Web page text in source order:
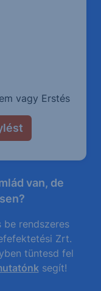
vagy Erstés
van, de
rendszeres
Zrt.
tüntesd fel
segít!